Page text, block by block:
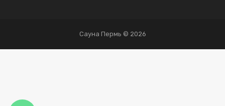
Сауна Пермь © 2026